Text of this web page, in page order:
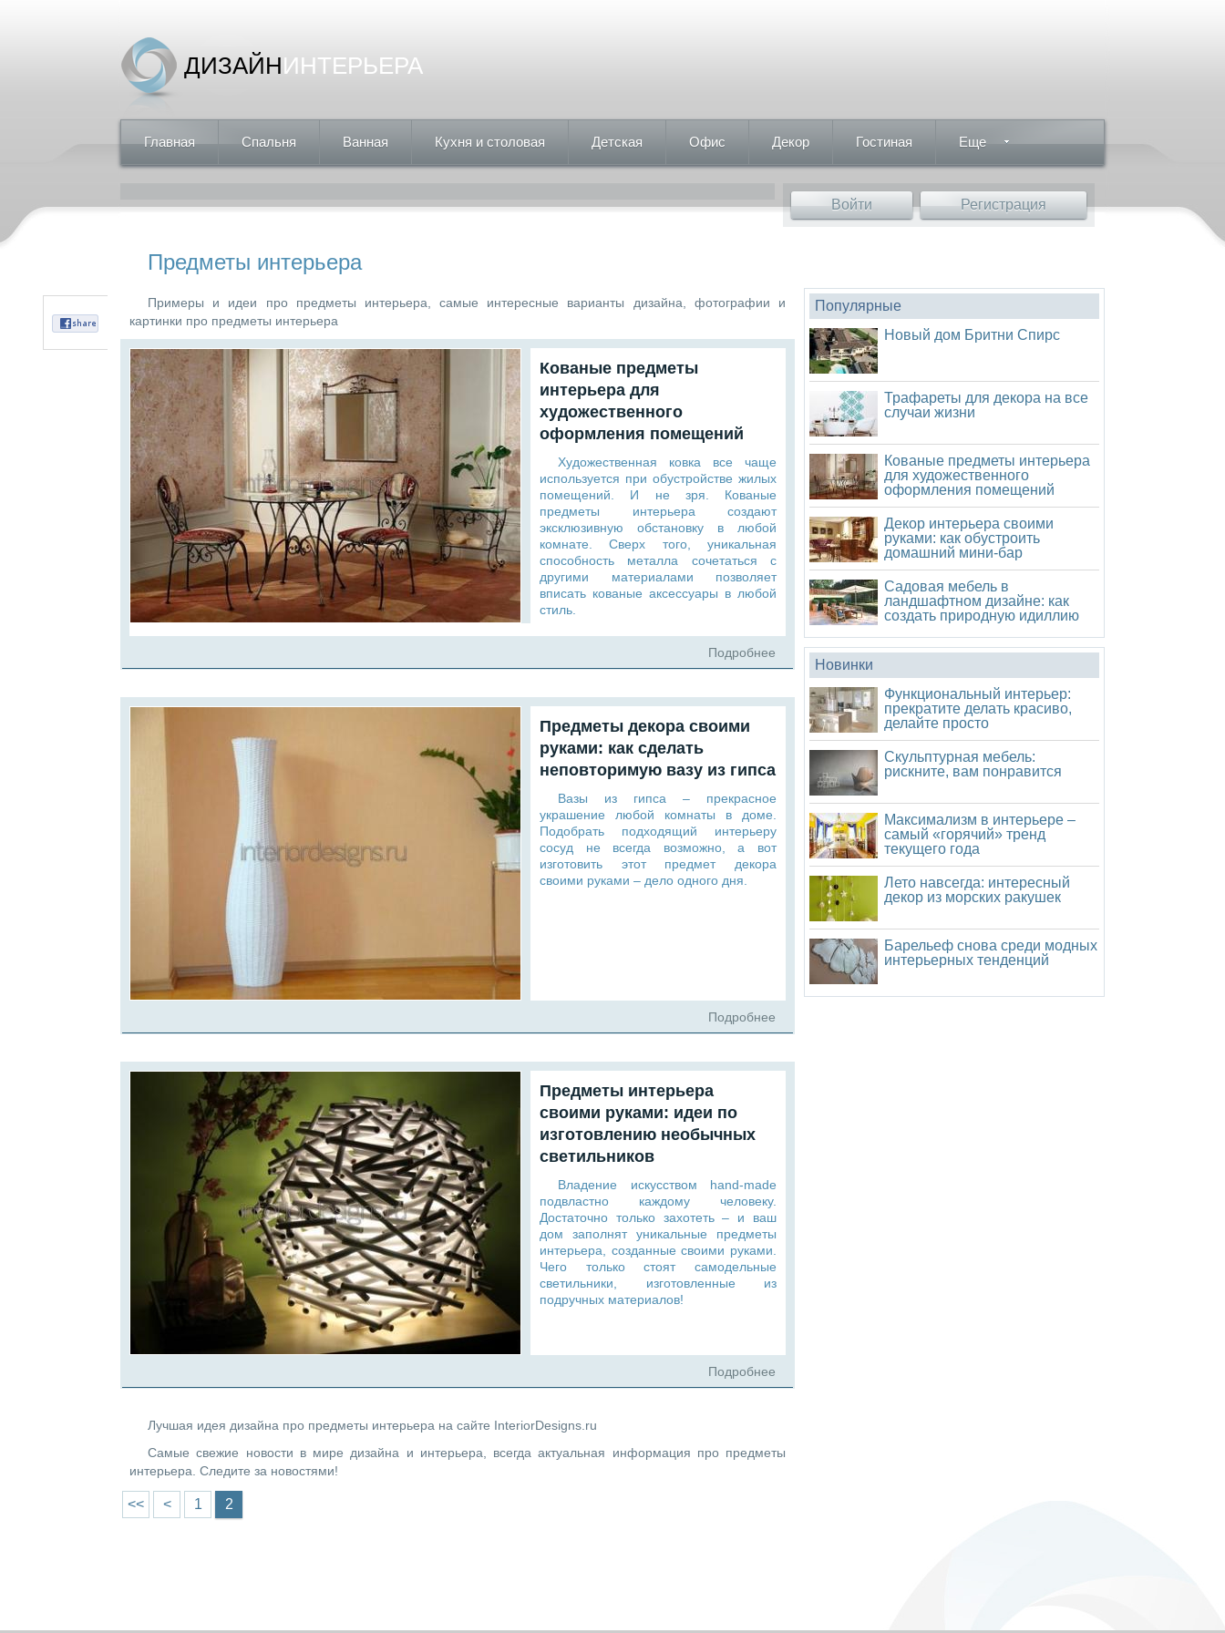
ДИЗАЙНИНТЕРЬЕРА
Главная Спальня Ванная Кухня и столовая Детская Офис Декор Гостиная Еще
Войти Регистрация
Предметы интерьера
Примеры и идеи про предметы интерьера, самые интересные варианты дизайна, фотографии и
картинки про предметы интерьера
Кованые предметы
интерьера для
художественного
оформления помещений
Художественная ковка все чаще
используется при обустройстве жилых
помещений. И не зря. Кованые
предметы интерьера создают
эксклюзивную обстановку в любой
комнате. Сверх того, уникальная
способность металла сочетаться с
другими материалами позволяет
вписать кованые аксессуары в любой
стиль.
Подробнее
Предметы декора своими
руками: как сделать
неповторимую вазу из гипса
Вазы из гипса – прекрасное
украшение любой комнаты в доме.
Подобрать подходящий интерьеру
сосуд не всегда возможно, а вот
изготовить этот предмет декора
своими руками – дело одного дня.
Подробнее
Предметы интерьера
своими руками: идеи по
изготовлению необычных
светильников
Владение искусством hand-made
подвластно каждому человеку.
Достаточно только захотеть – и ваш
дом заполнят уникальные предметы
интерьера, созданные своими руками.
Чего только стоят самодельные
светильники, изготовленные из
подручных материалов!
Подробнее
Лучшая идея дизайна про предметы интерьера на сайте InteriorDesigns.ru
Самые свежие новости в мире дизайна и интерьера, всегда актуальная информация про предметы
интерьера. Следите за новостями!
Страницы
<< < 1 2
Популярные
Новый дом Бритни Спирс
Трафареты для декора на все
случаи жизни
Кованые предметы интерьера
для художественного
оформления помещений
Декор интерьера своими
руками: как обустроить
домашний мини-бар
Садовая мебель в
ландшафтном дизайне: как
создать природную идиллию
Новинки
Функциональный интерьер:
прекратите делать красиво,
делайте просто
Скульптурная мебель:
рискните, вам понравится
Максимализм в интерьере –
самый «горячий» тренд
текущего года
Лето навсегда: интересный
декор из морских ракушек
Барельеф снова среди модных
интерьерных тенденций